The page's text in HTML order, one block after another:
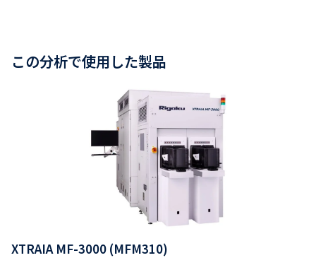
この分析で使用した製品
XTRAIA MF-3000 (MFM310)